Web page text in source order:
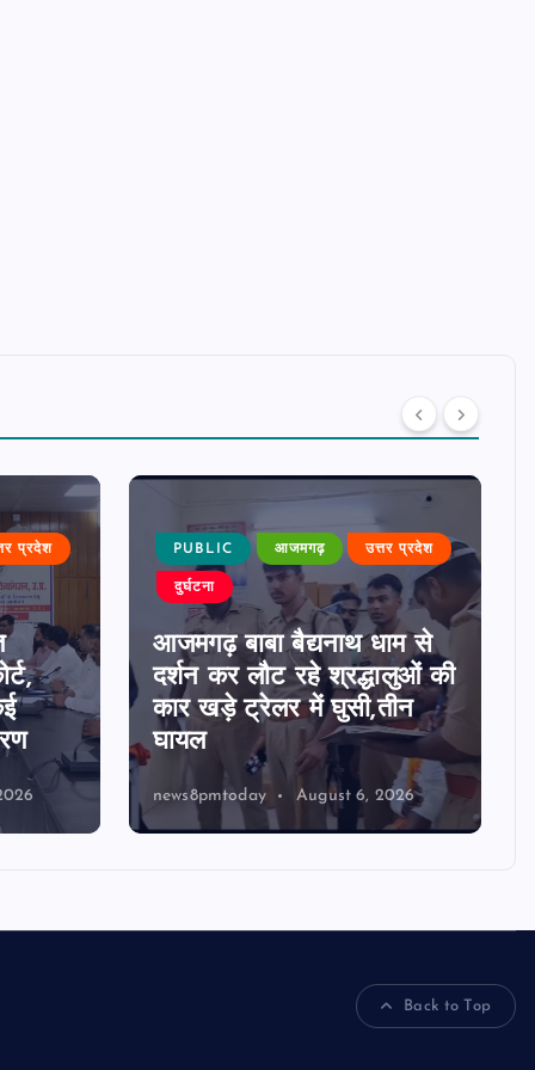
प्रदेश PUBLIC आजमगढ़ उत्तर प्रदेश
दुर्घटना
आजमगढ़ बाबा बैद्यनाथ धाम से
दर्शन कर लौट रहे श्रद्धालुओं की
कार खड़े ट्रेलर में घुसी,तीन
घायल
news8pmtoday August 6, 2026
Back to Top